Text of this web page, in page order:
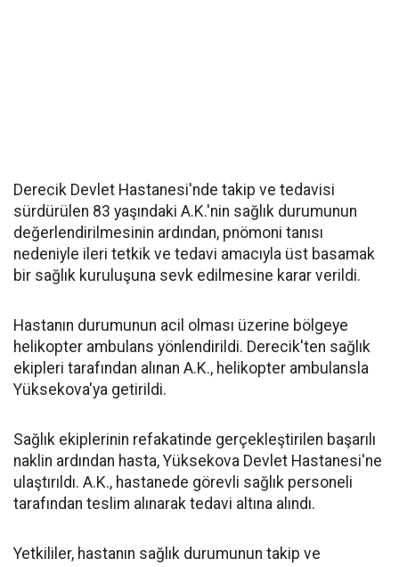
Derecik Devlet Hastanesi'nde takip ve tedavisi
sürdürülen 83 yaşındaki A.K.'nin sağlık durumunun
değerlendirilmesinin ardından, pnömoni tanısı
nedeniyle ileri tetkik ve tedavi amacıyla üst basamak
bir sağlık kuruluşuna sevk edilmesine karar verildi.
Hastanın durumunun acil olması üzerine bölgeye
helikopter ambulans yönlendirildi. Derecik'ten sağlık
ekipleri tarafından alınan A.K., helikopter ambulansla
Yüksekova'ya getirildi.
Sağlık ekiplerinin refakatinde gerçekleştirilen başarılı
naklin ardından hasta, Yüksekova Devlet Hastanesi'ne
ulaştırıldı. A.K., hastanede görevli sağlık personeli
tarafından teslim alınarak tedavi altına alındı.
Yetkililer, hastanın sağlık durumunun takip ve